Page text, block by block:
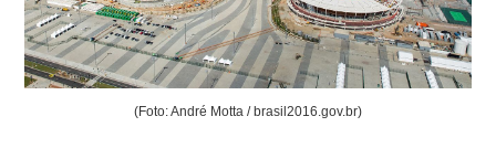
(Foto: André Motta / brasil2016.gov.br)